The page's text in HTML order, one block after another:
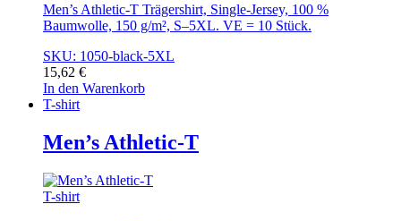
Men’s Athletic-T Trägershirt, Single-Jersey, 100 %
Baumwolle, 150 g/m², S–5XL. VE = 10 Stück.
SKU: 1050-black-5XL
15,62 €
In den Warenkorb
T-shirt
Men’s Athletic-T
T-shirt